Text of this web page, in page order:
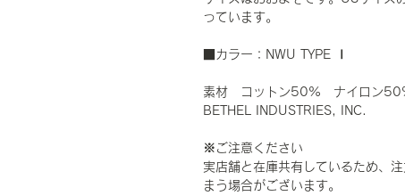
っています。
■カラー：NWU TYPE Ⅰ
素材 コットン50% ナイロン
BETHEL INDUSTRIES, INC.
※ご注意ください
実店舗と在庫共有しているため、
まう場合がございます。